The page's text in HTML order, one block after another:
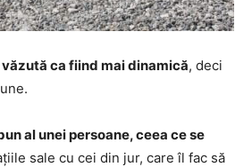
ca fiind mai dinamică, deci
al unei persoane, ceea ce se
sale cu cei din jur, care îl fac să